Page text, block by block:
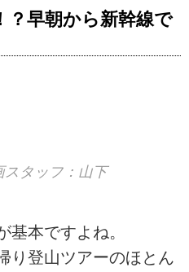
？早朝から新幹線で
スタッフ：山下
基本ですよね。
り登山ツアーのほとん